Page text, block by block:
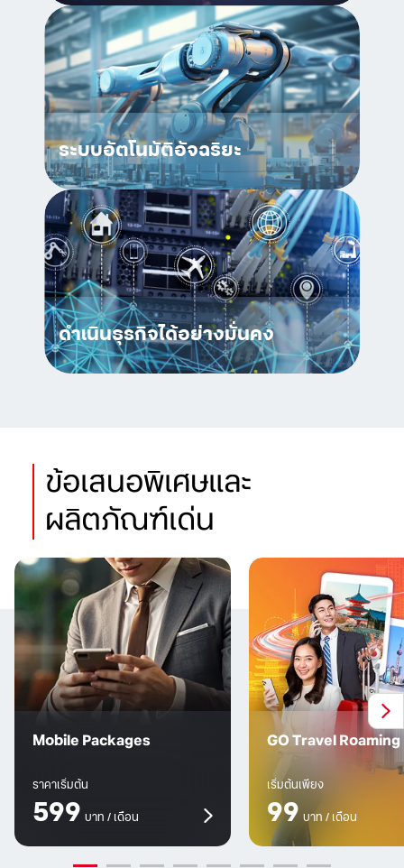
ระบบอัตโนมัติอัจฉริยะ
ดำเนินธุรกิจได้อย่างมั่นคง
ข้อเสนอพิเศษและ
ผลิตภัณฑ์เด่น
Mobile Packages
ราคาเริ่มต้น
599 บาท / เดือน
GO Travel Roaming
เริ่มต้นเพียง
99 บาท / เดือน